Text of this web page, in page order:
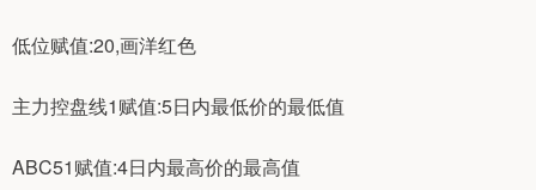
低位赋值:20,画洋红色
主力控盘线1赋值:5日内最低价的最低值
ABC51赋值:4日内最高价的最高值